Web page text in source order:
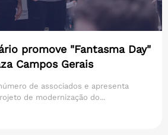
promove "Fantasma Day"
Campos Gerais
de associados e apresenta
de modernização do...